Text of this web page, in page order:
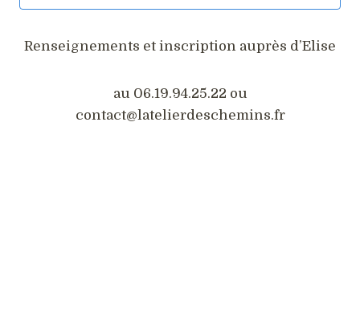
Renseignements et inscription auprès d’Elise
au 06.19.94.25.22 ou
contact@latelierdeschemins.fr